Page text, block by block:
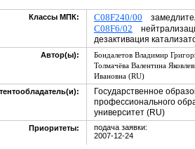
Классы МПК: C08F240/00
C08F6/02
дезактивация
Автор(ы): Бондалетов Владимир
Толмачёва Валентина
Ивановна (RU)
Государственное
профессионального
университет (RU)
Приоритеты:
подача заявки:
2007-12-24